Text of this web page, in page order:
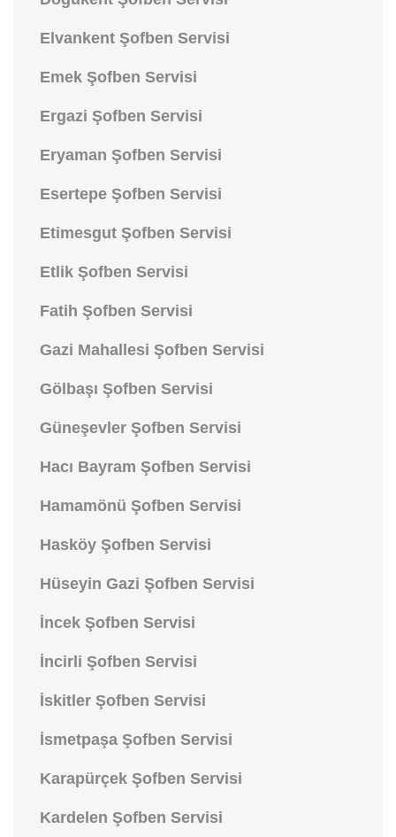
Elvankent Şofben Servisi
Emek Şofben Servisi
Ergazi Şofben Servisi
Eryaman Şofben Servisi
Esertepe Şofben Servisi
Etimesgut Şofben Servisi
Etlik Şofben Servisi
Fatih Şofben Servisi
Gazi Mahallesi Şofben Servisi
Gölbaşı Şofben Servisi
Güneşevler Şofben Servisi
Hacı Bayram Şofben Servisi
Hamamönü Şofben Servisi
Hasköy Şofben Servisi
Hüseyin Gazi Şofben Servisi
İncek Şofben Servisi
İncirli Şofben Servisi
İskitler Şofben Servisi
İsmetpaşa Şofben Servisi
Karapürçek Şofben Servisi
Kardelen Şofben Servisi